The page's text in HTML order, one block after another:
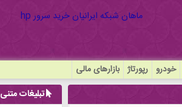
خودرو رپورتاژ بازارهای مالی
تبلیغات متنی